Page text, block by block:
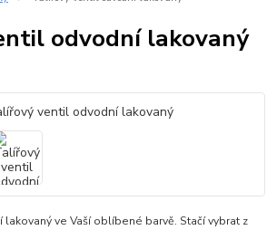
odvodní lakovaný
ve Vaší oblíbené barvě. Stačí vybrat z